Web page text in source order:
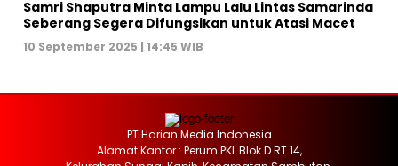
Samri Shaputra Minta Lampu Lalu Lintas Samarinda
Seberang Segera Difungsikan untuk Atasi Macet
10 September 2025 | 14:45 WIB
PT Harian Media Indonesia
Alamat Kantor : Perum PKL Blok D RT 14,